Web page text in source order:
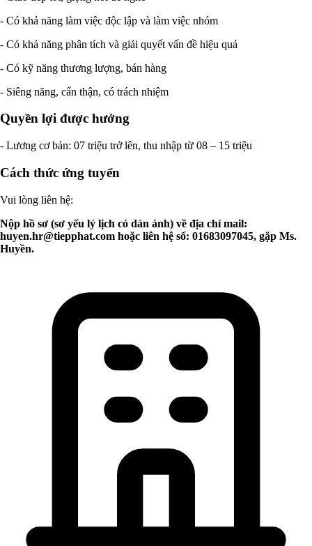
- Có khả năng làm việc độc lập và làm việc nhóm
- Có khả năng phân tích và giải quyết vấn đề hiệu quả
- Có kỹ năng thương lượng, bán hàng
- Siêng năng, cẩn thận, có trách nhiệm
Quyền lợi được hưởng
- Lương cơ bản: 07 triệu trở lên, thu nhập từ 08 – 15 triệu
Cách thức ứng tuyển
Vui lòng liên hệ:
Nộp hồ sơ (sơ yếu lý lịch có dán ảnh) về địa chỉ mail:
huyen.hr@tiepphat.com hoặc liên hệ số: 01683097045, gặp Ms.
Huyền.